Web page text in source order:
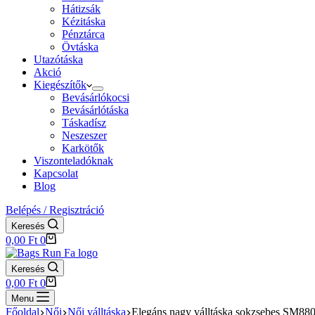
Hátizsák
Kézitáska
Pénztárca
Övtáska
Utazótáska
Akció
Kiegészítők
Bevásárlókocsi
Bevásárlótáska
Táskadísz
Neszeszer
Karkötők
Viszonteladóknak
Kapcsolat
Blog
Belépés / Regisztráció
Keresés
Shopping
cart
0,00 Ft 0
Keresés
Shopping
cart
0,00 Ft 0
Menu
Főoldal Női Női válltáska Elegáns nagy válltáska sokzsebes